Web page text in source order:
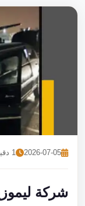
نحن
2026-07-05 1 دقيقة قراءة
شركة